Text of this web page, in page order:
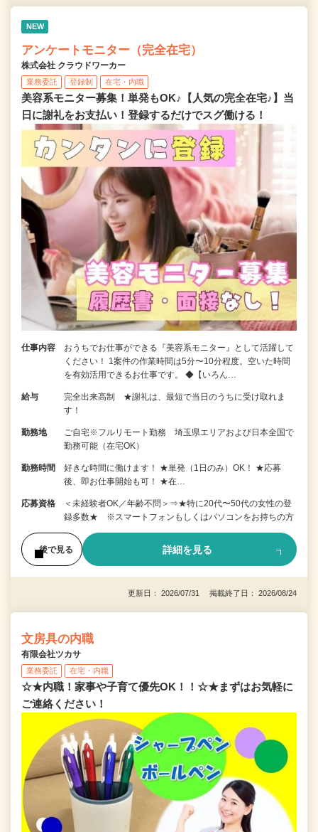
NEW
アンケートモニター（完全在宅）
株式会社 クラウドワーカー
業務委託 登録制 在宅・内職
美容系モニター募集！単発もOK♪【人気の完全在宅♪】当
日に謝礼をお支払い！登録するだけでスグ働ける！
仕事内容
おうちでお仕事ができる『美容系モニター』として活躍して
ください！ 1案件の作業時間は5分〜10分程度。空いた時間
を有効活用できるお仕事です。 ◆【いろん…
給与
完全出来高制 ★謝礼は、最短で当日のうちに受け取れま
す！
勤務地
ご自宅※フルリモート勤務 埼玉県エリアおよび日本全国で
勤務可能（在宅OK）
勤務時間
好きな時間に働けます！ ★単発（1日のみ）OK！ ★応募
後、即お仕事開始も可！ ★在…
応募資格
＜未経験者OK／年齢不問＞⇒★特に20代〜50代の女性の登
録多数★ ※スマートフォンもしくはパソコンをお持ちの方
後で見る 詳細を見る
更新日： 2026/07/31 掲載終了日： 2026/08/24
文房具の内職
有限会社ツカサ
業務委託 在宅・内職
☆★内職！家事や子育て優先OK！！☆★まずはお気軽に
ご連絡ください！